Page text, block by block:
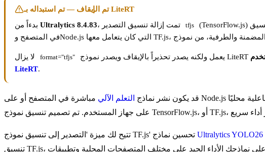
تم الإيقاف — تم استبداله بـ LiteRT
Ultralytics 8.4.83 tfjs
format="tfjs"
LiteRT.
قد يكون نشر نماذج التعلم الآلي مباشرة في المتصفح أو على Node.js أمرًا صعبًا. ستحتاج إلى التأكد من تحسين تنسيق النموذج الخاص بك لأداء أسرع حتى يمكن استخدام النموذج لتشغيل تطبيقات تفاعلية محليًا
Ultralytics YOLO26